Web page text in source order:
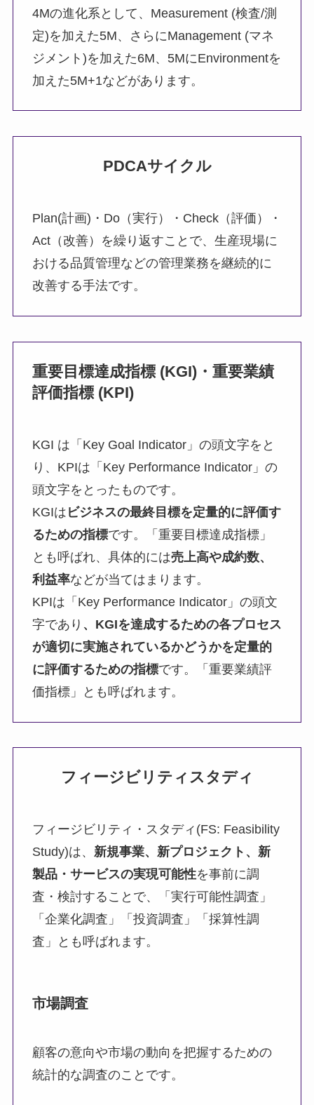
4Mの進化系として、Measurement (検査/測
定)を加えた5M、さらにManagement (マネ
ジメント)を加えた6M、5MにEnvironmentを
加えた5M+1などがあります。
PDCAサイクル
Plan(計画)・Do（実行）・Check（評価）・
Act（改善）を繰り返すことで、生産現場に
おける品質管理などの管理業務を継続的に
改善する手法です。
重要目標達成指標 (KGI)・重要業績
評価指標 (KPI)
KGI は「Key Goal Indicator」の頭文字をと
り、KPIは「Key Performance Indicator」の
頭文字をとったものです。
KGIは ビジネスの最終目標を定量的に評価す
るための指標です。「重要目標達成指標」
とも呼ばれ、具体的には売上高や成約数、
利益率などが当てはまります。
KPIは「Key Performance Indicator」の頭文
字であり 、 KGIを達成するための各プロセス
が適切に実施されているかどうかを定量的
に評価するための指標です。「重要業績評
価指標」とも呼ばれます。
フィージビリティスタディ
フィージビリティ・スタディ(FS: Feasibility
Study)は、 新規事業、新プロジェクト、新
製品・サービスの実現可能性を事前に調
査・検討することで、「実行可能性調査」
「企業化調査」「投資調査」「採算性調
査」とも呼ばれます。
市場調査
顧客の意向や市場の動向を把握するための
統計的な調査のことです。